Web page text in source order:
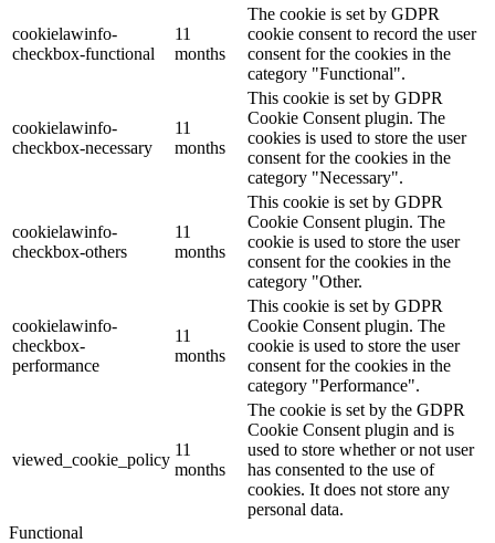
cookielawinfo-
checkbox-functional
11
months
The cookie is set by GDPR
cookie consent to record the user
consent for the cookies in the
category "Functional".
cookielawinfo-
checkbox-necessary
11
months
This cookie is set by GDPR
Cookie Consent plugin. The
cookies is used to store the user
consent for the cookies in the
category "Necessary".
cookielawinfo-
checkbox-others
11
months
This cookie is set by GDPR
Cookie Consent plugin. The
cookie is used to store the user
consent for the cookies in the
category "Other.
cookielawinfo-
checkbox-
performance
11
months
This cookie is set by GDPR
Cookie Consent plugin. The
cookie is used to store the user
consent for the cookies in the
category "Performance".
viewed_cookie_policy
11
months
The cookie is set by the GDPR
Cookie Consent plugin and is
used to store whether or not user
has consented to the use of
cookies. It does not store any
personal data.
Functional